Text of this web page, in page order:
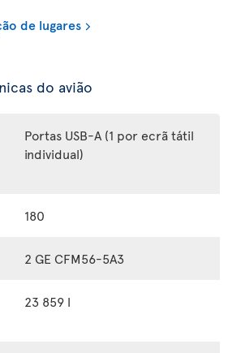
de lugares
do avião
Portas USB-A (1 por ecrã tátil
individual)
180
2 GE CFM56-5A3
23 859 l